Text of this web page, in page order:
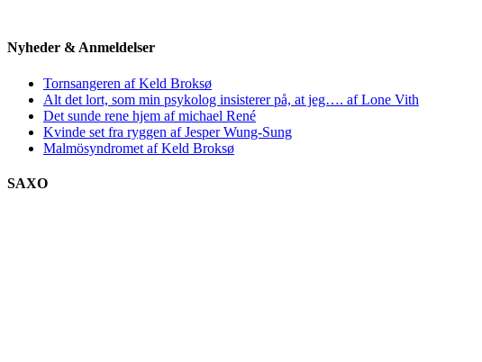
Nyheder & Anmeldelser
Tornsangeren af Keld Broksø
Alt det lort, som min psykolog insisterer på, at jeg…. af Lone Vith
Det sunde rene hjem af michael René
Kvinde set fra ryggen af Jesper Wung-Sung
Malmösyndromet af Keld Broksø
SAXO